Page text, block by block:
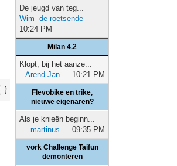
}
De jeugd van teg...
Wim -de roetsende —
10:24 PM
Milan 4.2
Klopt, bij het aanze...
Arend-Jan — 10:21 PM
Flevobike en trike,
nieuwe eigenaren?
Als je knieën beginn...
martinus — 09:35 PM
vork Challenge Taifun
demonteren